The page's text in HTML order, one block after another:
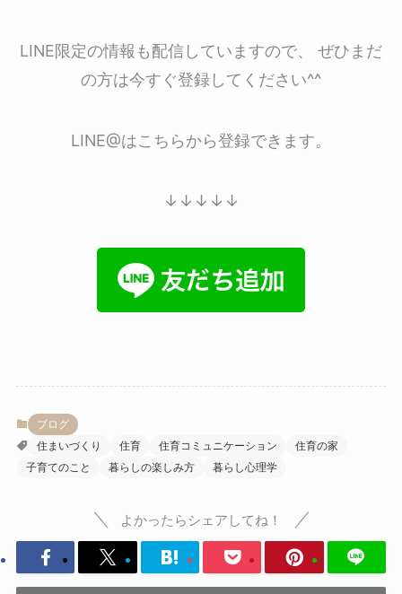
LINE限定の情報も配信していますので、 ぜひまだ
の方は今すぐ登録してください^^
LINE@はこちらから登録できます。
↓↓↓↓↓
ブログ
住まいづくり
住育 住育コミュニケーション
住育の家
子育てのこと
暮らしの楽しみ方 暮らし心理学
よかったらシェアしてね！